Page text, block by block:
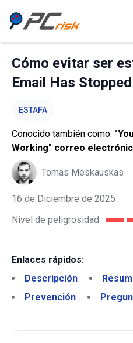
Cómo evitar ser
Email Has
ESTAFA
Conocido también como:
Working" correo
Tomas Meskauskas
16 de Diciembre de 2025
Nivel de peligrosidad:
Enlaces rápidos:
Descripción
Prevención